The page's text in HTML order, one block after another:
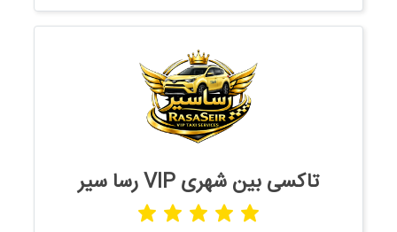
تاکسی بین شهری VIP رسا سیر